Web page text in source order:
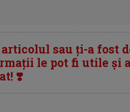
sau ți-a fost
le pot fi utile și
❣️